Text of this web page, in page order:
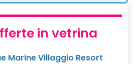
in vetrina
Marine Villaggio Resort